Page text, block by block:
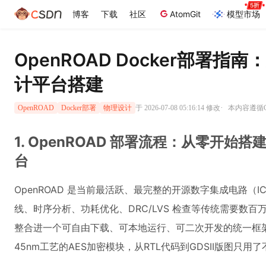
博客 下载 社区 AtomGit 模型市场
OpenROAD Docker部署指南
计平台搭建
OpenROAD Docker部署 物理设计 于 2026-07-08 05:16:14 修改· 本内容遵循
1. OpenROAD 部署流程：从零开始搭
台
OpenROAD 是当前最活跃、最完整的开源数字集成电路（
线、时序分析、功耗优化、DRC/LVS 检查等传统需要数百
整合进一个可自由下载、可本地运行、可二次开发的统一
45nm工艺的AES加密模块，从RTL代码到GDSII版图只用